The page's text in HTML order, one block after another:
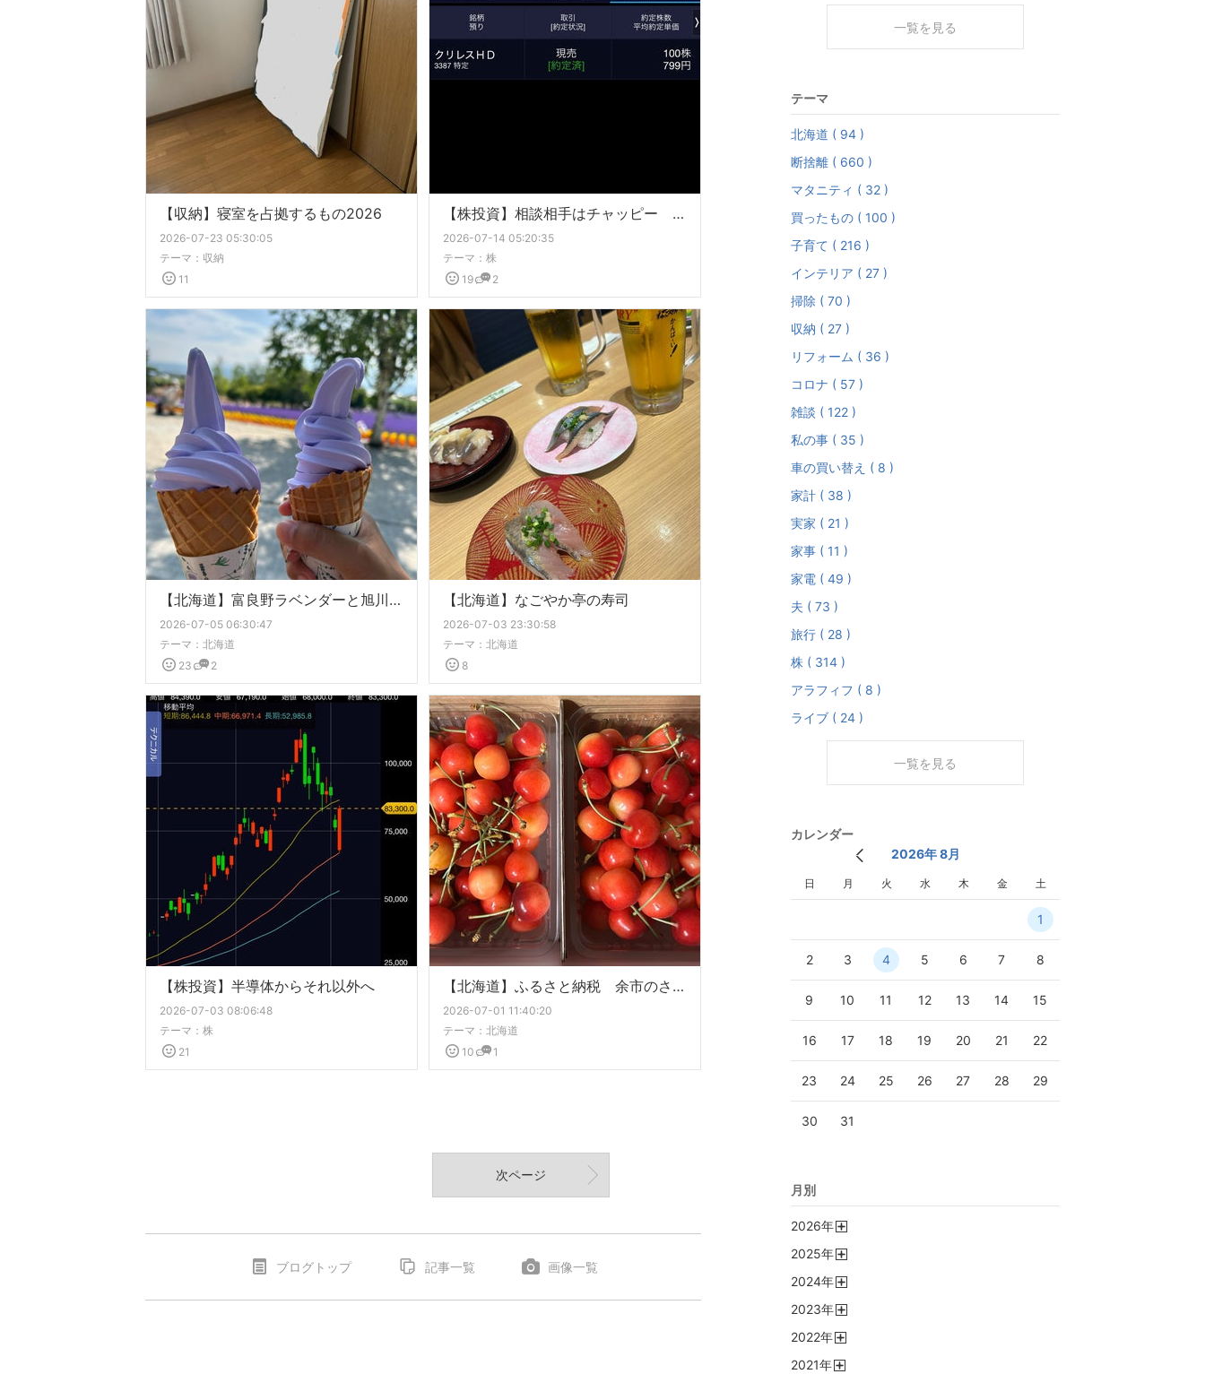
【収納】寝室を占拠するもの2026
2026-07-23 05:30:05
テーマ： 収納
11
【株投資】相談相手はチャッピー 久しぶりに利確
2026-07-14 05:20:35
テーマ： 株
19
2
【北海道】富良野ラベンダーと旭川グルメ
2026-07-05 06:30:47
テーマ： 北海道
23
2
【北海道】なごやか亭の寿司
2026-07-03 23:30:58
テーマ： 北海道
8
【株投資】半導体からそれ以外へ
2026-07-03 08:06:48
テーマ： 株
21
【北海道】ふるさと納税 余市のさくらんぼ
2026-07-01 11:40:20
テーマ： 北海道
10
1
次ページ
ブログトップ 記事一覧 画像一覧
一覧を見る
テーマ
北海道 ( 94 )
断捨離 ( 660 )
マタニティ ( 32 )
買ったもの ( 100 )
子育て ( 216 )
インテリア ( 27 )
掃除 ( 70 )
収納 ( 27 )
リフォーム ( 36 )
コロナ ( 57 )
雑談 ( 122 )
私の事 ( 35 )
車の買い替え ( 8 )
家計 ( 38 )
実家 ( 21 )
家事 ( 11 )
家電 ( 49 )
夫 ( 73 )
旅行 ( 28 )
株 ( 314 )
アラフィフ ( 8 )
ライブ ( 24 )
一覧を見る
カレンダー
2026年 8月
日 月 火 水 木 金 土
1
2 3 4 5 6 7 8
9 10 11 12 13 14 15
16 17 18 19 20 21 22
23 24 25 26 27 28 29
30 31
月別
2026年
2025年
2024年
2023年
2022年
2021年